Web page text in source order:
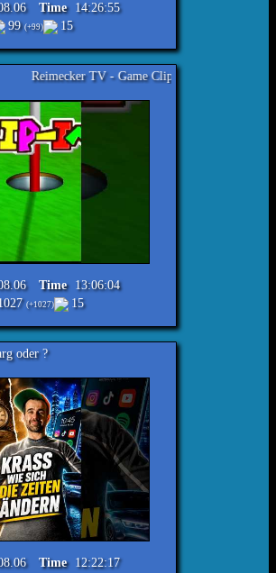
Time 14:26:55
99(+99) 15
- Game Clip : Mario Golf Nintendo 64 Chip-In
Time 13:06:04
(+1027) 15
oder ?
Time 12:22:17